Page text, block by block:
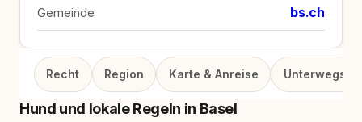
Gemeinde bs.ch
Recht Region Karte & Anreise Unterwegs
Hund und lokale Regeln in Basel